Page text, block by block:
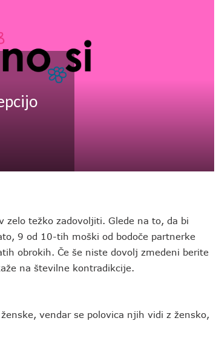
zelo težko zadovoljiti. Glede na to, da bi
9 od 10-tih moški od bodoče partnerke
obrokih. Če še niste dovolj zmedeni berite
na številne kontradikcije.
vendar se polovica njih vidi z žensko,